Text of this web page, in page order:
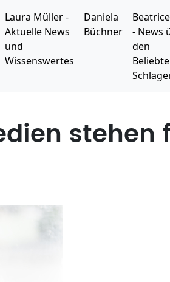
Laura Müller -
Aktuelle News
und
Wissenswertes
Daniela
Büchner
- News
den
stehen